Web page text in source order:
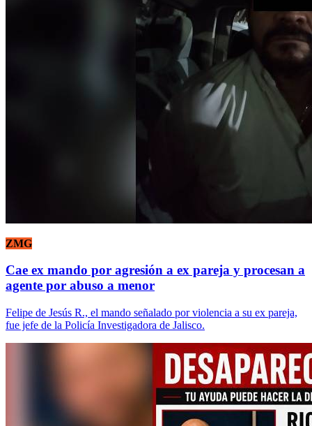
ZMG
Cae ex mando por agresión a ex pareja y procesan a
agente por abuso a menor
Felipe de Jesús R., el mando señalado por violencia a su ex pareja,
fue jefe de la Policía Investigadora de Jalisco.